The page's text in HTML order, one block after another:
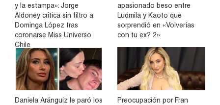
y la estampa»: Jorge
Aldoney critica sin filtro a
Dominga López tras
coronarse Miss Universo
Chile
apasionado beso entre
Ludmila y Kaoto que
sorprendió en «Volverías
con tu ex? 2»
Daniela Aránguiz le paró los
Preocupación por Fran